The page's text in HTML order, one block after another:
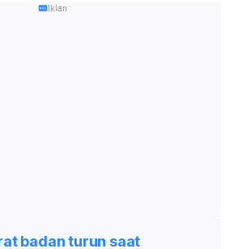
Iklan
badan turun saat